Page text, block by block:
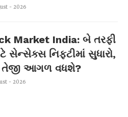
- 2026
Market India: બે તરફી
સેન્સેક્સ નિફ્ટીમાં સુધારો,
તેજી આગળ વધશે?
- 2026